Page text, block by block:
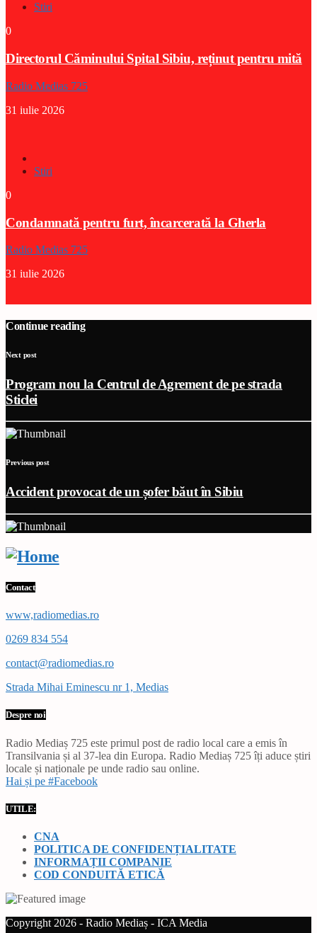
Stiri
0
Directorul Căminului Spital Sibiu, reținut pentru mită
Radio Medias 725
31 iulie 2026
Stiri
0
Condamnată pentru furt, încarcerată la Gherla
Radio Medias 725
31 iulie 2026
Continue reading
Next post
Program nou la Centrul de Agrement de pe strada
Sticlei
Previous post
Accident provocat de un șofer băut în Sibiu
Contact
www,radiomedias.ro
0269 834 554
contact@radiomedias.ro
Strada Mihai Eminescu nr 1, Medias
Despre noi
Radio Mediaș 725 este primul post de radio local care a emis în
Transilvania și al 37-lea din Europa. Radio Mediaș 725 îți aduce știri
locale și naționale pe unde radio sau online.
Hai și pe #Facebook
UTILE:
CNA
POLITICA DE CONFIDENȚIALITATE
INFORMAȚII COMPANIE
COD CONDUITĂ ETICĂ
Copyright 2026 - Radio Mediaș - ICA Media